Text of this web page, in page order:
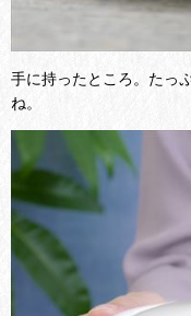
手に持ったところ。たっ
ね。